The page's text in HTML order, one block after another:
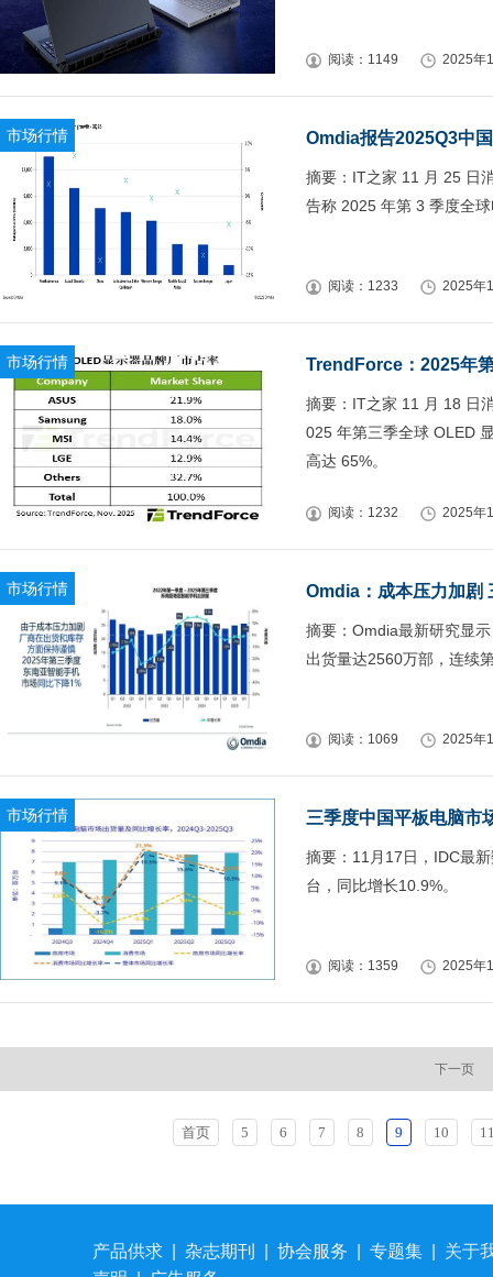
阅读：1149 2025年
市场行情 Omdia报告2025Q3中
摘要：IT之家 11 月 25 日
告称 2025 年第 3 季度全
阅读：1233 2025年
市场行情 TrendForce：2025年
摘要：IT之家 11 月 18 日
025 年第三季全球 OLED
高达 65%。
阅读：1232 2025年
市场行情 Omdia：成本压力加剧
摘要：Omdia最新研究显
出货量达2560万部，连续
阅读：1069 2025年
市场行情 三季度中国平板电脑市
摘要：11月17日，IDC最
台，同比增长10.9%。
阅读：1359 2025年
下一页
首页 5 6 7 8 9 10
产品供求 杂志期刊 协会服务 专题集
关于